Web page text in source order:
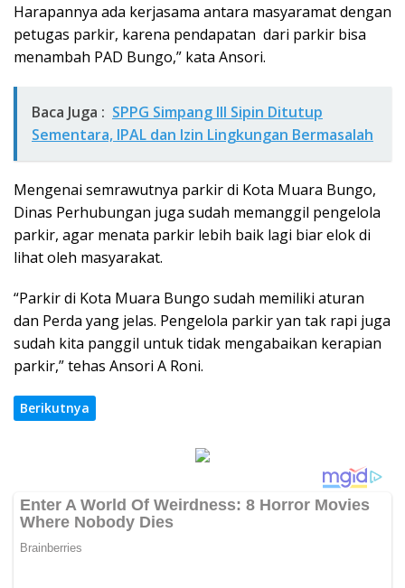
Harapannya ada kerjasama antara masyaramat dengan
petugas parkir, karena pendapatan dari parkir bisa
menambah PAD Bungo,” kata Ansori.
Baca Juga : SPPG Simpang III Sipin Ditutup
Sementara, IPAL dan Izin Lingkungan Bermasalah
Mengenai semrawutnya parkir di Kota Muara Bungo,
Dinas Perhubungan juga sudah memanggil pengelola
parkir, agar menata parkir lebih baik lagi biar elok di
lihat oleh masyarakat.
“Parkir di Kota Muara Bungo sudah memiliki aturan
dan Perda yang jelas. Pengelola parkir yan tak rapi juga
sudah kita panggil untuk tidak mengabaikan kerapian
parkir,” tehas Ansori A Roni.
Berikutnya